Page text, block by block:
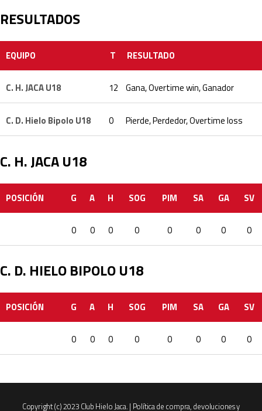
RESULTADOS
EQUIPO T RESULTADO
C. H. JACA U18 12 Gana, Overtime win, Ganador
C. D. Hielo Bipolo U18 0 Pierde, Perdedor, Overtime loss
C. H. JACA U18
POSICIÓN G A H SOG PIM SA GA SV
0 0 0 0 0 0 0 0
C. D. HIELO BIPOLO U18
POSICIÓN G A H SOG PIM SA GA SV
0 0 0 0 0 0 0 0
Copyright (c) 2023 Club Hielo Jaca. | Política de compra, devoluciones y